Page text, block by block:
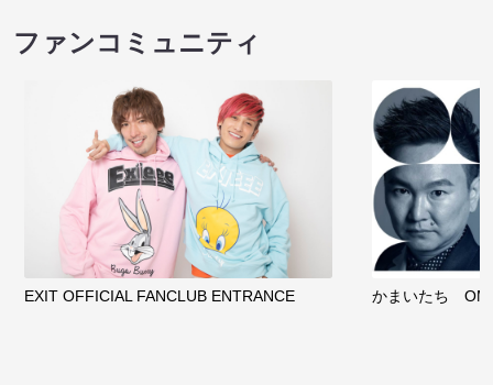
ファンコミュニティ
EXIT OFFICIAL FANCLUB ENTRANCE かまいたち